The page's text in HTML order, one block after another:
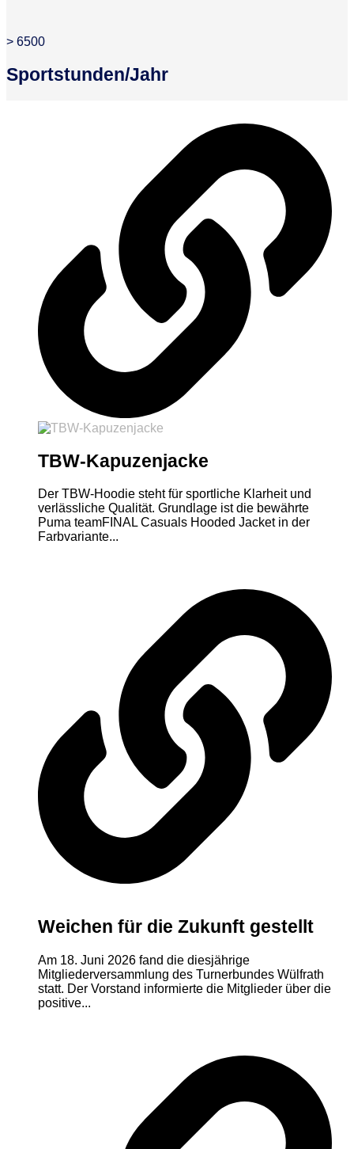
> 6500
Sportstunden/Jahr
TBW-Kapuzenjacke
Der TBW-Hoodie steht für sportliche Klarheit und
verlässliche Qualität. Grundlage ist die bewährte
Puma teamFINAL Casuals Hooded Jacket in der
Farbvariante...
Weichen für die Zukunft gestellt
Am 18. Juni 2026 fand die diesjährige
Mitgliederversammlung des Turnerbundes Wülfrath
statt. Der Vorstand informierte die Mitglieder über die
positive...